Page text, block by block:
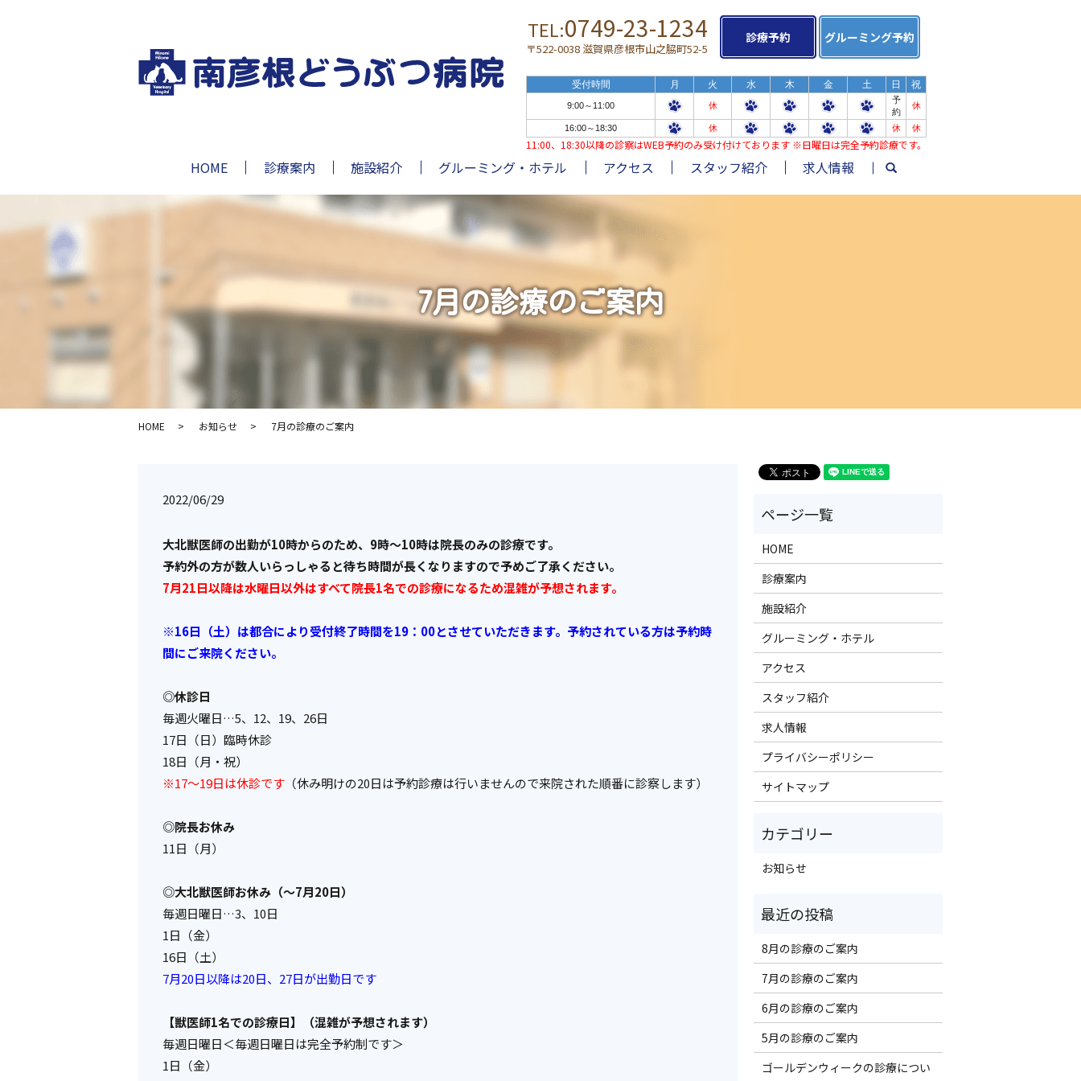
TEL:0749-23-1234
〒522-0038 滋賀県彦根市山之脇町52-5
診療予約 グルーミング予約
受付時間 月 火 水 木 金 土 日 祝
9:00～11:00 休
予
約
休
16:00～18:30 休 休 休
11:00、18:30以降の診察はWEB予約のみ受け付けております ※日曜日は完全予約診療です。
HOME 診療案内 施設紹介 グルーミング・ホテル アクセス スタッフ紹介 求人情報 search
7月の診療のご案内
HOME お知らせ 7月の診療のご案内
2022/06/29
大北獣医師の出勤が10時からのため、9時～10時は院長のみの診療です。
予約外の方が数人いらっしゃると待ち時間が長くなりますので予めご了承ください。
7月21日以降は水曜日以外はすべて院長1名での診療になるため混雑が予想されます。
※16日（土）は都合により受付終了時間を19：00とさせていただきます。予約されている方は予約時
間にご来院ください。
◎休診日
毎週火曜日…5、12、19、26日
17日（日）臨時休診
18日（月・祝）
※17～19日は休診です（休み明けの20日は予約診療は行いませんので来院された順番に診察します）
◎院長お休み
11日（月）
◎大北獣医師お休み（～7月20日）
毎週日曜日…3、10日
1日（金）
16日（土）
7月20日以降は20日、27日が出勤日です
【獣医師1名での診療日】（混雑が予想されます）
毎週日曜日＜毎週日曜日は完全予約制です＞
1日（金）
HOME
診療案内
施設紹介
グルーミング・ホテル
アクセス
スタッフ紹介
求人情報
プライバシーポリシー
サイトマップ
お知らせ
8月の診療のご案内
7月の診療のご案内
6月の診療のご案内
5月の診療のご案内
ゴールデンウィークの診療につい